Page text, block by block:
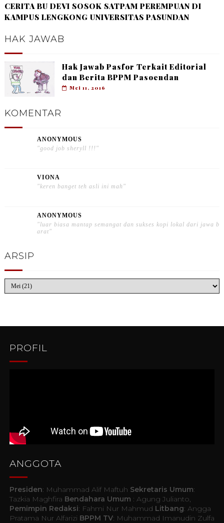
CERITA BU DEVI SOSOK SATPAM PEREMPUAN DI
KAMPUS LENGKONG UNIVERSITAS PASUNDAN
HAK JAWAB
Hak Jawab Pasfor Terkait Editorial
dan Berita BPPM Pasoendan
Mei 11, 2016
KOMENTAR
ANONYMOUS
"good job sheryll !!!"
VIONA
"keren banget teh asli ini mah"
ANONYMOUS
"luar biasa mantap semangat dan sukses kopi lokal dari jawa b
arat"
ARSIP
PROFIL
ANGGOTA
Presiden: Muhammad Alif Maftuh Sekretaris Umum:
Tazkia Maghfira Bendahara Umum : Agung Julianto,
Pemimpin Redaksi: Fahmi Nur Mahmud Litbang: Angga
Pratama Nur Alfarizi BPPM TV: Muhammad Imanudin Zulfa